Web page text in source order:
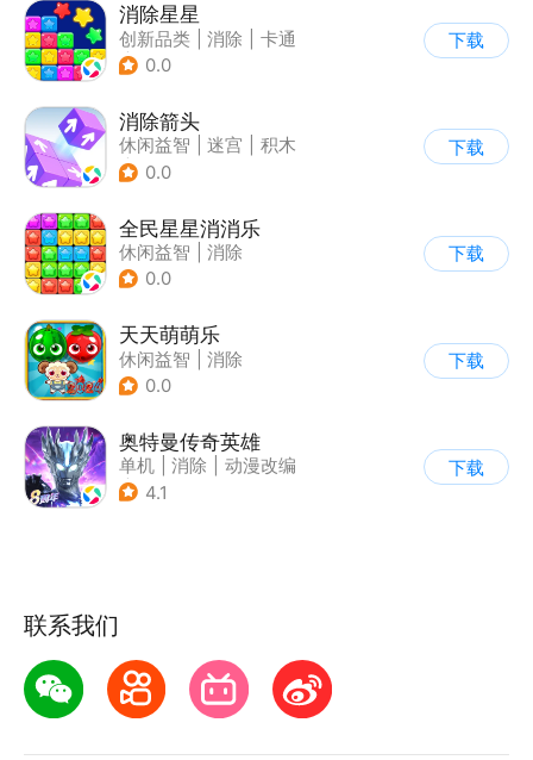
消除星星
创新品类 消除
卡通
| 休闲益智
0.0
下载
消除箭头
休闲益智 迷宫
积木
| 儿童游戏
0.0
下载
全民星星消消乐
休闲益智
消除
0.0
下载
天天萌萌乐
休闲益智
消除
0.0
下载
奥特曼传奇英雄
单机 消除
动漫改编
| 奥特曼
4.1
下载
联系我们